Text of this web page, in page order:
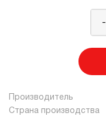
-
Производитель
Страна производства